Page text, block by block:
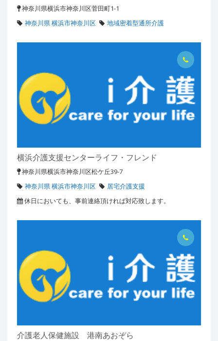
神奈川県横浜市神奈川区菅田町1-1
神奈川県 横浜市神奈川区
地域密着型通所介護
横浜介護支援センターライフ・フレンド
神奈川県横浜市神奈川区松ケ丘39-7
神奈川県 横浜市神奈川区
居宅介護支援
休日においても、事前連絡頂ければ対応致します。
介護老人保健施設 港南あおぞら